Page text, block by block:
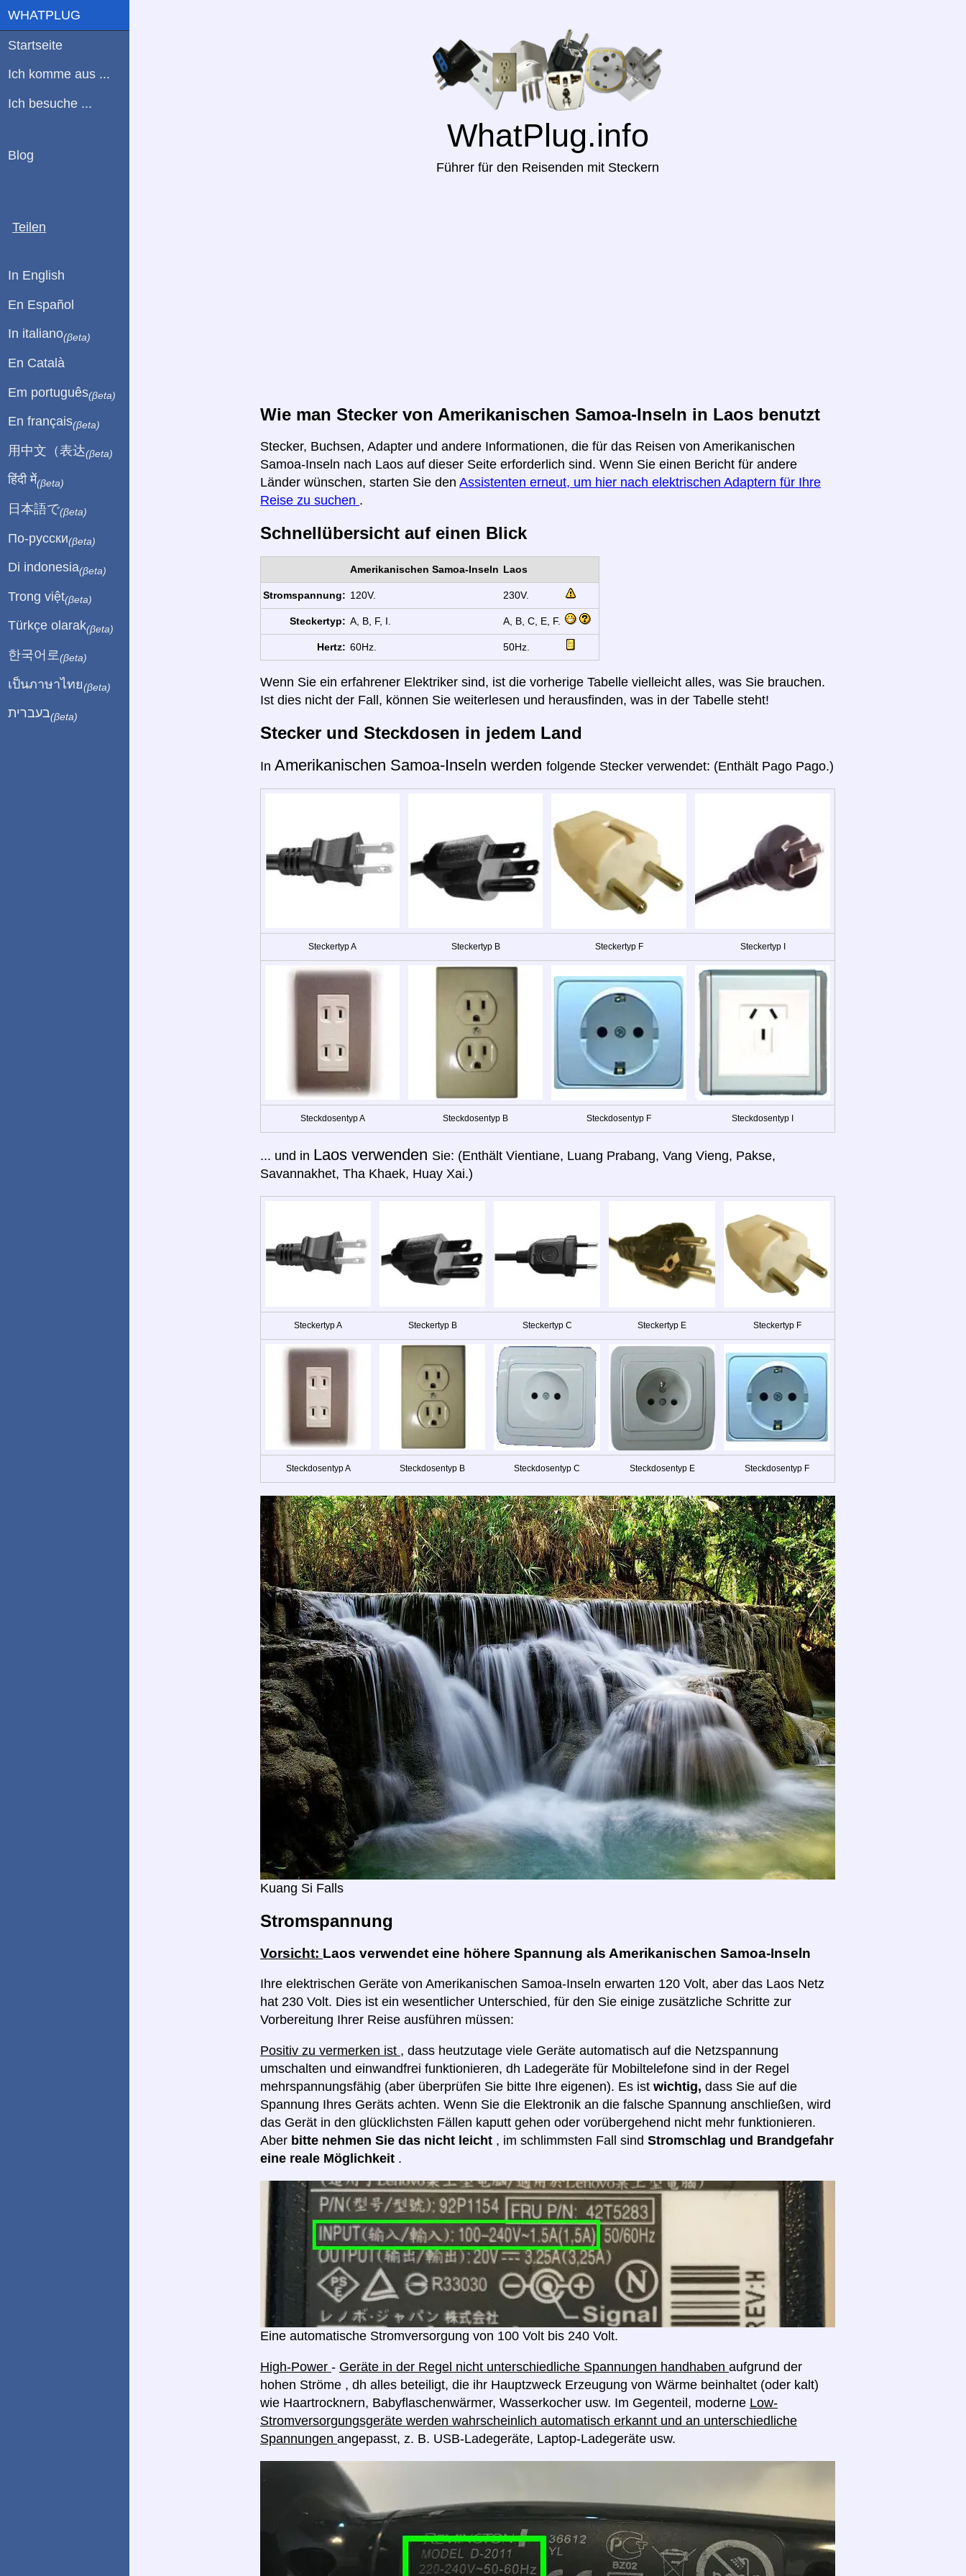
WhatPlug.info
Führer für den Reisenden mit Steckern
Wie man Stecker von Amerikanischen Samoa-Inseln in Laos benutzt
Stecker, Buchsen, Adapter und andere Informationen, die für das Reisen von Amerikanischen
Samoa-Inseln nach Laos auf dieser Seite erforderlich sind. Wenn Sie einen Bericht für andere
Länder wünschen, starten Sie den Assistenten erneut, um hier nach elektrischen Adaptern für Ihre
Reise zu suchen .
Schnellübersicht auf einen Blick
Amerikanischen Samoa-Inseln Laos
Stromspannung: 120V. 230V.
Steckertyp: A, B, F, I. A, B, C, E, F.
Hertz: 60Hz. 50Hz.
Wenn Sie ein erfahrener Elektriker sind, ist die vorherige Tabelle vielleicht alles, was Sie brauchen.
Ist dies nicht der Fall, können Sie weiterlesen und herausfinden, was in der Tabelle steht!
Stecker und Steckdosen in jedem Land
In Amerikanischen Samoa-Inseln werden folgende Stecker verwendet: (Enthält Pago Pago.)
Steckertyp A Steckertyp B Steckertyp F Steckertyp I
Steckdosentyp A Steckdosentyp B Steckdosentyp F Steckdosentyp I
... und in Laos verwenden Sie: (Enthält Vientiane, Luang Prabang, Vang Vieng, Pakse,
Savannakhet, Tha Khaek, Huay Xai.)
Steckertyp A Steckertyp B Steckertyp C Steckertyp E Steckertyp F
Steckdosentyp A Steckdosentyp B Steckdosentyp C Steckdosentyp E Steckdosentyp F
Kuang Si Falls
Stromspannung
Vorsicht: Laos verwendet eine höhere Spannung als Amerikanischen Samoa-Inseln
Ihre elektrischen Geräte von Amerikanischen Samoa-Inseln erwarten 120 Volt, aber das Laos Netz
hat 230 Volt. Dies ist ein wesentlicher Unterschied, für den Sie einige zusätzliche Schritte zur
Vorbereitung Ihrer Reise ausführen müssen:
Positiv zu vermerken ist , dass heutzutage viele Geräte automatisch auf die Netzspannung
umschalten und einwandfrei funktionieren, dh Ladegeräte für Mobiltelefone sind in der Regel
mehrspannungsfähig (aber überprüfen Sie bitte Ihre eigenen). Es ist wichtig, dass Sie auf die
Spannung Ihres Geräts achten. Wenn Sie die Elektronik an die falsche Spannung anschließen, wird
das Gerät in den glücklichsten Fällen kaputt gehen oder vorübergehend nicht mehr funktionieren.
Aber bitte nehmen Sie das nicht leicht , im schlimmsten Fall sind Stromschlag und Brandgefahr
eine reale Möglichkeit .
Eine automatische Stromversorgung von 100 Volt bis 240 Volt.
High-Power - Geräte in der Regel nicht unterschiedliche Spannungen handhaben aufgrund der
hohen Ströme , dh alles beteiligt, die ihr Hauptzweck Erzeugung von Wärme beinhaltet (oder kalt)
wie Haartrocknern, Babyflaschenwärmer, Wasserkocher usw. Im Gegenteil, moderne Low-
Stromversorgungsgeräte werden wahrscheinlich automatisch erkannt und an unterschiedliche
Spannungen angepasst, z. B. USB-Ladegeräte, Laptop-Ladegeräte usw.
WHATPLUG
Startseite
Ich komme aus ...
Ich besuche ...
Blog
Teilen
In English
En Español
In italiano(βeta)
En Català
Em português(βeta)
En français(βeta)
用中文（表达(βeta)
हिंदी में(βeta)
日本語で(βeta)
По-русски(βeta)
Di indonesia(βeta)
Trong việt(βeta)
Türkçe olarak(βeta)
한국어로 (βeta)
เป็นภาษาไทย(βeta)
בעברית(βeta)